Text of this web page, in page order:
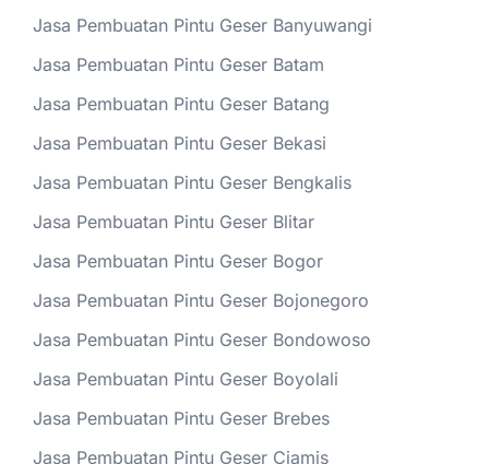
Jasa Pembuatan Pintu Geser Banyuwangi
Jasa Pembuatan Pintu Geser Batam
Jasa Pembuatan Pintu Geser Batang
Jasa Pembuatan Pintu Geser Bekasi
Jasa Pembuatan Pintu Geser Bengkalis
Jasa Pembuatan Pintu Geser Blitar
Jasa Pembuatan Pintu Geser Bogor
Jasa Pembuatan Pintu Geser Bojonegoro
Jasa Pembuatan Pintu Geser Bondowoso
Jasa Pembuatan Pintu Geser Boyolali
Jasa Pembuatan Pintu Geser Brebes
Jasa Pembuatan Pintu Geser Ciamis